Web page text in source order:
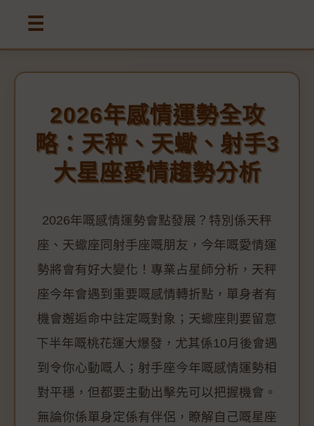
☰
2026年感情運勢全攻
略：天秤、天蠍、射手3
大星座愛情趨勢分析
2026年嘅感情運勢會點發展？特別係天秤
座、天蠍座同射手座嘅朋友，今年嘅愛情運
勢將會有好大變化！專業占星師分析，天秤
座今年會遇到重要嘅感情轉折點，單身者有
機會邂逅命中註定嘅對象；天蠍座則要留意
下半年嘅桃花運大爆發，尤其係10月後會遇
到令你心動嘅人；射手座今年嘅感情運勢相
對平穩，但都要主動出擊先可以把握機會。
無論你係單身定係有伴侶，瞭解自己嘅星座